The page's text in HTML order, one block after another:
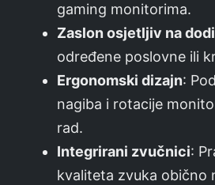
gaming monitorima.
Zaslon osjetljiv na
određene poslovne ili
Ergonomski dizajn:
nagiba i rotacije
rad.
Integrirani zvučnici:
kvaliteta zvuka obično